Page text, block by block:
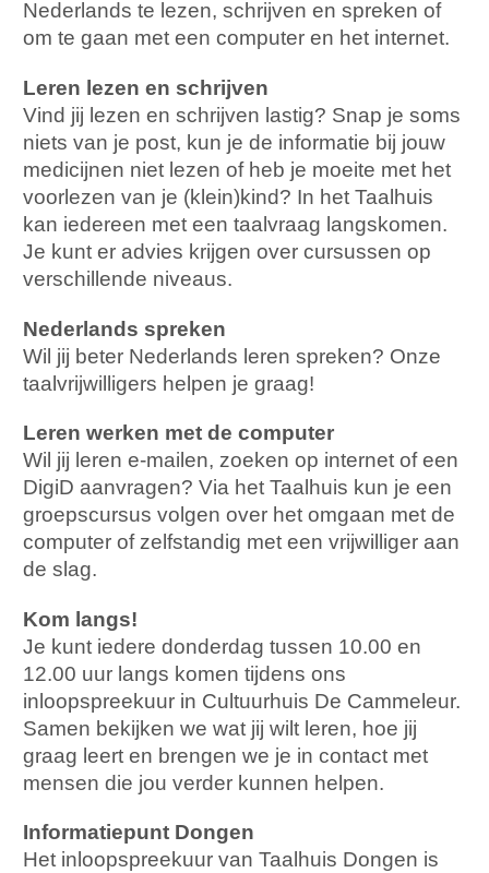
Nederlands te lezen, schrijven en spreken of
om te gaan met een computer en het internet.
Leren lezen en schrijven
Vind jij lezen en schrijven lastig? Snap je soms
niets van je post, kun je de informatie bij jouw
medicijnen niet lezen of heb je moeite met het
voorlezen van je (klein)kind? In het Taalhuis
kan iedereen met een taalvraag langskomen.
Je kunt er advies krijgen over cursussen op
verschillende niveaus.
Nederlands spreken
Wil jij beter Nederlands leren spreken? Onze
taalvrijwilligers helpen je graag!
Leren werken met de computer
Wil jij leren e-mailen, zoeken op internet of een
DigiD aanvragen? Via het Taalhuis kun je een
groepscursus volgen over het omgaan met de
computer of zelfstandig met een vrijwilliger aan
de slag.
Kom langs!
Je kunt iedere donderdag tussen 10.00 en
12.00 uur langs komen tijdens ons
inloopspreekuur in Cultuurhuis De Cammeleur.
Samen bekijken we wat jij wilt leren, hoe jij
graag leert en brengen we je in contact met
mensen die jou verder kunnen helpen.
Informatiepunt Dongen
Het inloopspreekuur van Taalhuis Dongen is